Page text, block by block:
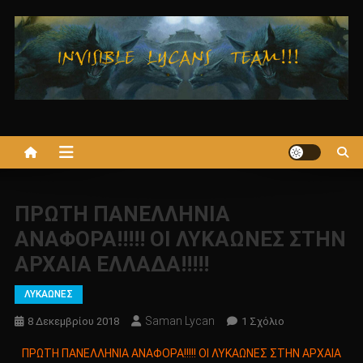
στο
περιεχόμενο
ΠΡΩΤΗ ΠΑΝΕΛΛΗΝΙΑ
ΑΝΑΦΟΡΑ!!!!! ΟΙ ΛΥΚΑΩΝΕΣ ΣΤΗΝ
ΑΡΧΑΙΑ ΕΛΛΑΔΑ!!!!!
ΛΥΚΑΩΝΕΣ
8 Δεκεμβρίου 2018 Saman Lycan 1 ΣχόλιοΣτο
ΠΑΝΕΛΛΗΝΙΑ
ΠΡΩΤΗ ΠΑΝΕΛΛΗΝΙΑ ΑΝΑΦΟΡΑ!!!!! ΟΙ ΛΥΚΑΩΝΕΣ ΣΤΗΝ ΑΡΧΑΙΑ